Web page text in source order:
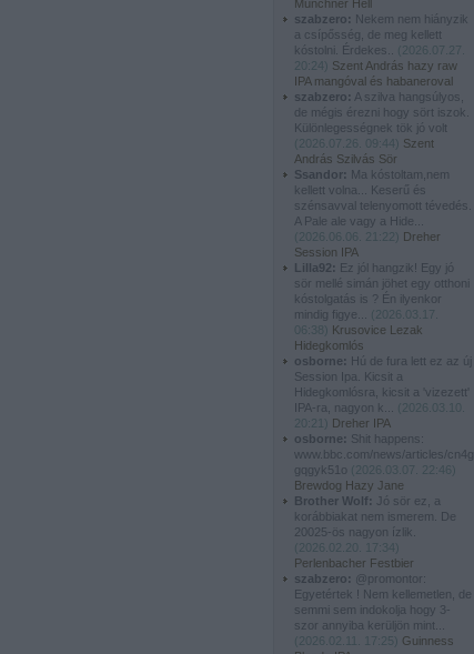
Münchner Hell
szabzero: Nekem nem hiányzik
a csípősség, de meg kellett
kóstolni. Érdekes.. (
2026.07.27.
20:24 ) Szent András hazy raw
IPA mangóval és habaneroval
szabzero: A szilva hangsúlyos,
de mégis érezni hogy sört iszok.
Különlegességnek tök jó volt
(
2026.07.26. 09:44 ) Szent
András Szilvás Sör
Ssandor: Ma kóstoltam,nem
kellett volna... Keserű és
szénsavval telenyomott tévedés.
A Pale ale vagy a Hide...
(
2026.06.06. 21:22 ) Dreher
Session IPA
Lilla92: Ez jól hangzik! Egy jó
sör mellé simán jöhet egy otthoni
kóstolgatás is ? Én ilyenkor
mindig figye... (
2026.03.17.
06:38
) Krusovice Lezak
Hidegkomlós
osborne: Hú de fura lett ez az új
Session Ipa. Kicsit a
Hidegkomlósra, kicsit a 'vizezett'
IPA-ra, nagyon k... (
2026.03.10.
20:21
) Dreher IPA
osborne: Shit happens:
www.bbc.com/news/articles/cn4g
gqgyk51o ( 2026.03.07. 22:46
)
Brewdog Hazy Jane
Brother Wolf:
Jó sör ez, a
korábbiakat nem ismerem. De
20025-ös nagyon ízlik.
(
2026.02.20. 17:34 )
Perlenbacher Festbier
szabzero:
@promontor:
Egyetértek ! Nem kellemetlen, de
semmi sem indokolja hogy 3-
szor annyiba kerüljön mint...
(
2026.02.11. 17:25 ) Guinness